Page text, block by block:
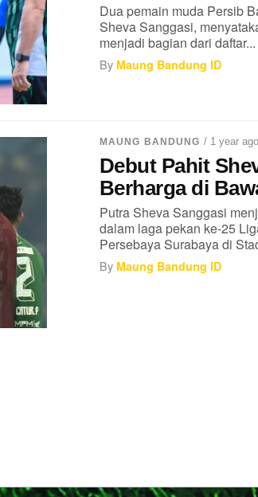
Dua pemain muda Persib
Sheva Sanggasi,
menjadi bagian dari daftar...
By Maung Bandung ID
MAUNG BANDUNG / 1 year ago
Debut Pahit
Berharga di
Putra Sheva Sanggasi
dalam laga pekan ke-25
Persebaya Surabaya di
By Maung Bandung ID